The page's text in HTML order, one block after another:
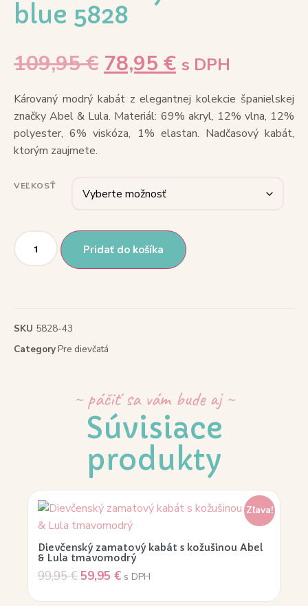
blue 5828
109,95€ 78,95 € s DPH
Károvaný modrý kabát z elegantnej kolekcie španielskej
značky Abel & Lula. Materiál: 69% akryl, 12% vlna, 12%
polyester, 6% viskóza, 1% elastan. Nadčasový kabát,
ktorým zaujmete.
VEĽKOSŤ
Pridať do košíka
SKU 5828-43
CategoryPre dievčatá
~ páčiť sa vám bude aj ~
Súvisiace
produkty
Zľava!
Dievčenský zamatový kabát s kožušinou Abel
& Lula tmavomodrý
99,95€ 59,95 € s DPH